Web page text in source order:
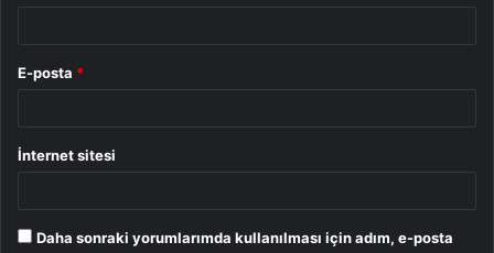
E-posta *
İnternet sitesi
Daha sonraki yorumlarımda kullanılması için adım, e-posta